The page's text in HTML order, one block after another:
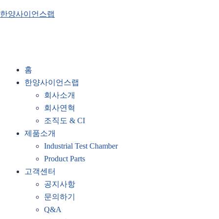
한양사이언스랩
홈
한양사이언스랩
회사소개
회사연혁
조직도 & CI
제품소개
Industrial Test Chamber
Product Parts
고객센터
공지사항
문의하기
Q&A